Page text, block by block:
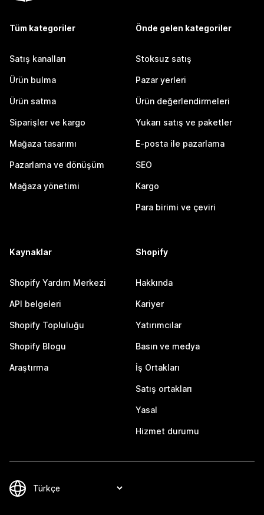
Tüm kategoriler
Satış kanalları
Ürün bulma
Ürün satma
Siparişler ve kargo
Mağaza tasarımı
Pazarlama ve dönüşüm
Mağaza yönetimi
Önde gelen kategoriler
Stoksuz satış
Pazar yerleri
Ürün değerlendirmeleri
Yukarı satış ve paketler
E-posta ile pazarlama
SEO
Kargo
Para birimi ve çeviri
Kaynaklar
Shopify Yardım Merkezi
API belgeleri
Shopify Topluluğu
Shopify Blogu
Araştırma
Shopify
Hakkında
Kariyer
Yatırımcılar
Basın ve medya
İş Ortakları
Satış ortakları
Yasal
Hizmet durumu